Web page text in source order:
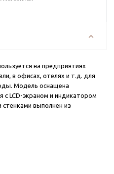
на предприятиях
в офисах, отелях и т.д. для
Модель оснащена
с LCD-экраном и индикатором
выполнен из